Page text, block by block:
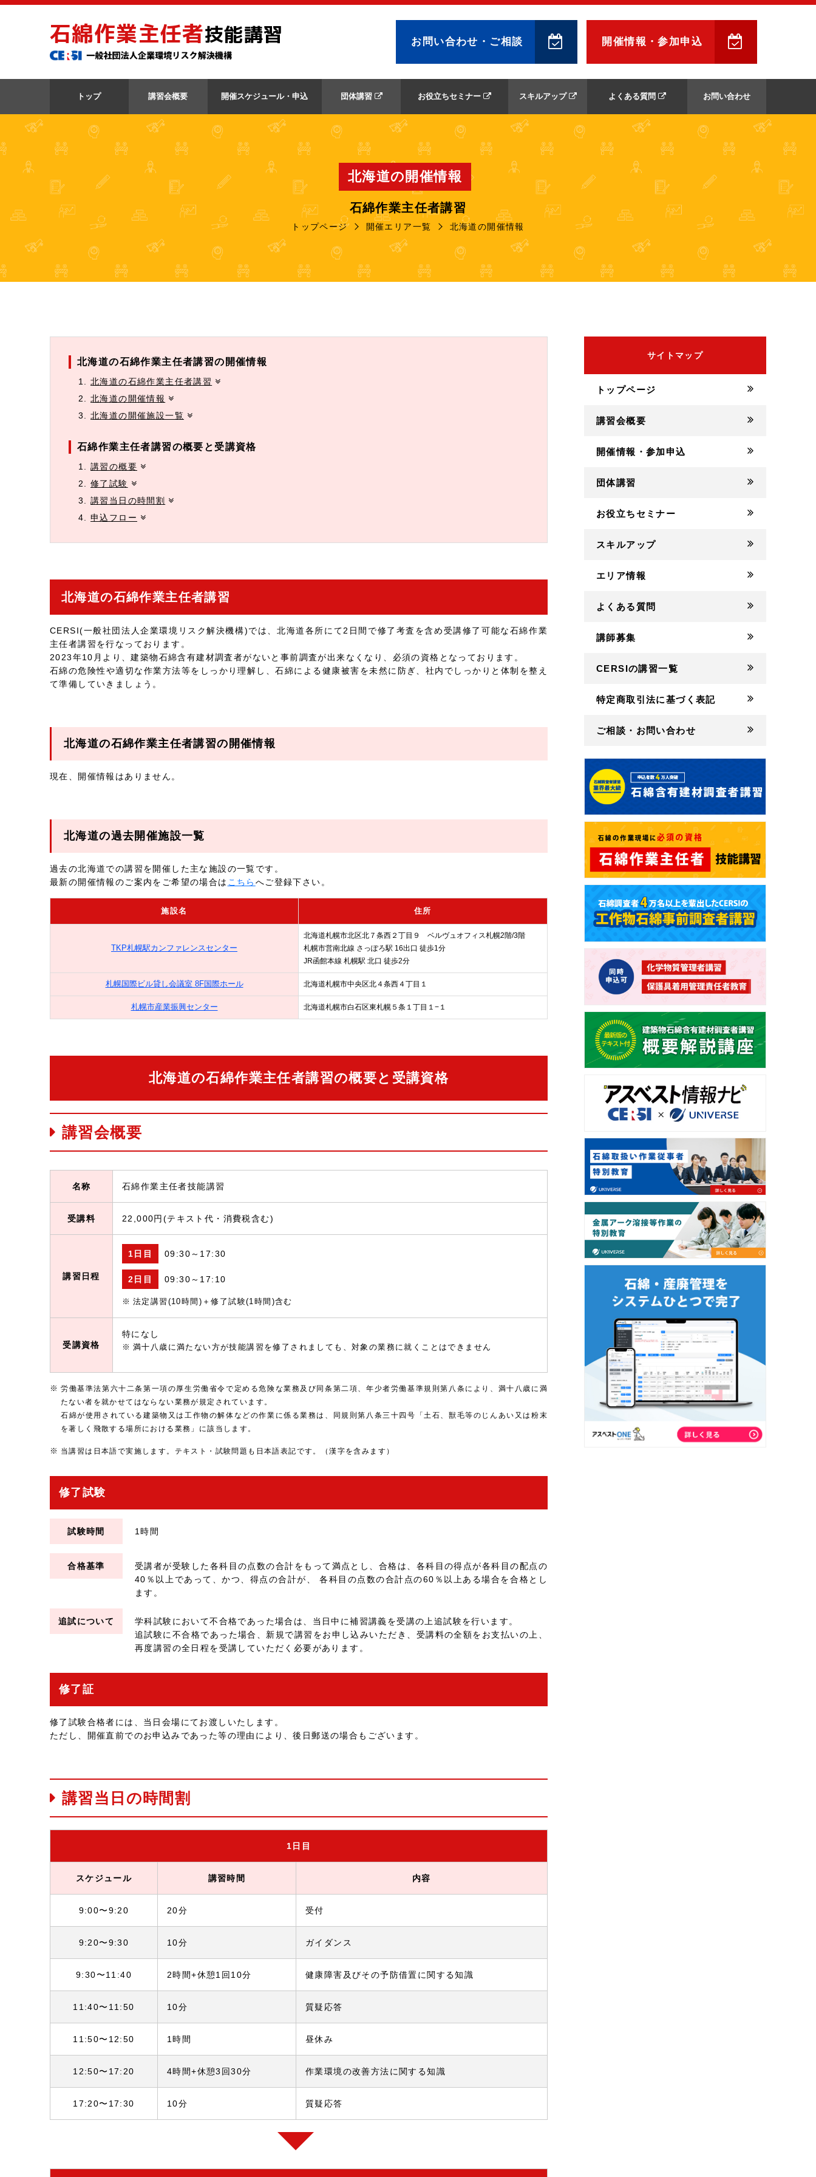
石綿作業主任者技能講習 お問い合わせ・ご相談 開催情報・参加申込
トップ 講習会概要 開催スケジュール・申込 団体講習 お役立ちセミナー スキルアップ よくある質問 お問い合わせ
北海道の開催情報
石綿作業主任者講習
トップページ 開催エリア一覧 北海道の開催情報
北海道の石綿作業主任者講習の開催情報
北海道の石綿作業主任者講習
北海道の開催情報
北海道の開催施設一覧
石綿作業主任者講習の概要と受講資格
講習の概要
修了試験
講習当日の時間割
申込フロー
北海道の石綿作業主任者講習
CERSI(一般社団法人企業環境リスク解決機構)では、北海道各所にて2日間で修了考査を含め受講修了可能な石綿作業
主任者講習を行なっております。
2023年10月より、建築物石綿含有建材調査者がないと事前調査が出来なくなり、必須の資格となっております。
石綿の危険性や適切な作業方法等をしっかり理解し、石綿による健康被害を未然に防ぎ、社内でしっかりと体制を整え
て準備していきましょう。
北海道の石綿作業主任者講習の開催情報
現在、開催情報はありません。
北海道の過去開催施設一覧
過去の北海道での講習を開催した主な施設の一覧です。
最新の開催情報のご案内をご希望の場合は こちら へご登録下さい。
施設名 住所
TKP札幌駅カンファレンスセンター
北海道札幌市北区北７条西２丁目９ ベルヴュオフィス札幌2階/3階
札幌市営南北線 さっぽろ駅 16出口 徒歩1分
JR函館本線 札幌駅 北口 徒歩2分
札幌国際ビル貸し会議室 8F国際ホール 北海道札幌市中央区北４条西４丁目１
札幌市産業振興センター 北海道札幌市白石区東札幌５条１丁目１−１
北海道の石綿作業主任者講習の概要と受講資格
講習会概要
名称 石綿作業主任者技能講習
受講料 22,000円(テキスト代・消費税含む)
講習日程
1日目 09:30～17:30
2日目 09:30～17:10
法定講習(10時間)＋修了試験(1時間)含む
受講資格
特になし
満十八歳に満たない方が技能講習を修了されましても、対象の業務に就くことはできません
労働基準法第六十二条第一項の厚生労働省令で定める危険な業務及び同条第二項、年少者労働基準規則第八条により、満十八歳に満
たない者を就かせてはならない業務が規定されています。
石綿が使用されている建築物又は工作物の解体などの作業に係る業務は、同規則第八条三十四号「土石、獣毛等のじんあい又は粉末
を著しく飛散する場所における業務」に該当します。
当講習は日本語で実施します。テキスト・試験問題も日本語表記です。（漢字を含みます）
修了試験
試験時間 1時間
合格基準
受講者が受験した各科目の点数の合計をもって満点とし、合格は、各科目の得点が各科目の配点の
40％以上であって、かつ、得点の合計が、 各科目の点数の合計点の60％以上ある場合を合格とし
ます。
追試について
学科試験において不合格であった場合は、当日中に補習講義を受講の上追試験を行います。
追試験に不合格であった場合、新規で講習をお申し込みいただき、受講料の全額をお支払いの上、
再度講習の全日程を受講していただく必要があります。
修了証
修了試験合格者には、当日会場にてお渡しいたします。
ただし、開催直前でのお申込みであった等の理由により、後日郵送の場合もございます。
講習当日の時間割
1 日目
スケジュール 講習時間 内容
9:00〜9:20 20分 受付
9:20〜9:30 10分 ガイダンス
9:30〜11:40 2時間+休憩1回10分 健康障害及びその予防借置に関する知識
11:40〜11:50 10分 質疑応答
11:50〜12:50 1時間 昼休み
12:50〜17:20 4時間+休憩3回30分 作業環境の改善方法に関する知識
17:20〜17:30 10分 質疑応答
サイトマップ
トップページ
講習会概要
開催情報・参加申込
団体講習
お役立ちセミナー
スキルアップ
エリア情報
よくある質問
講師募集
CERSIの講習一覧
特定商取引法に基づく表記
ご相談・お問い合わせ